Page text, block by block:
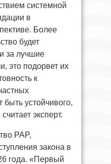
системной
в
Более
будет
за лучшие
это подорвет их
к
устойчивого,
эксперт.
PAP,
закона в
года. «Первый